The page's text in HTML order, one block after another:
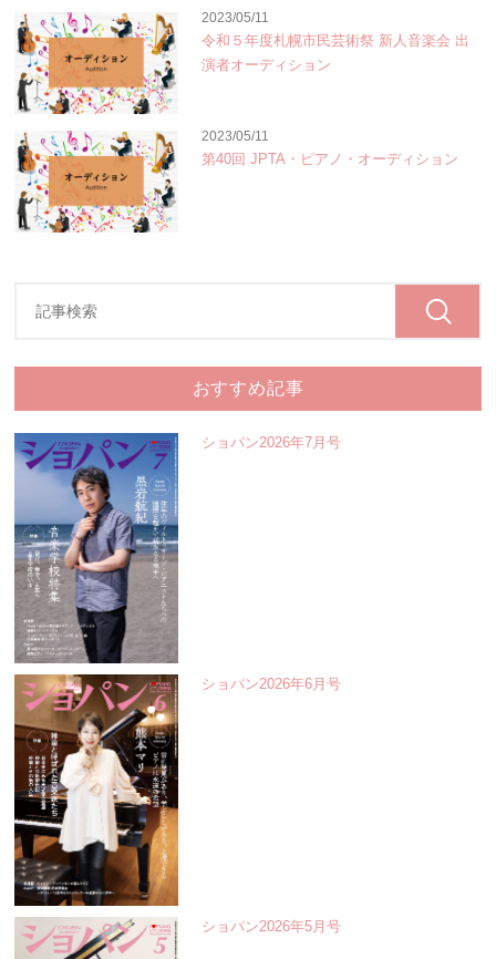
2023/05/11
令和５年度札幌市民芸術祭 新人音楽会 出
演者オーディション
2023/05/11
第40回 JPTA・ピアノ・オーディション
おすすめ記事
ショパン2026年7月号
ショパン2026年6月号
ショパン2026年5月号